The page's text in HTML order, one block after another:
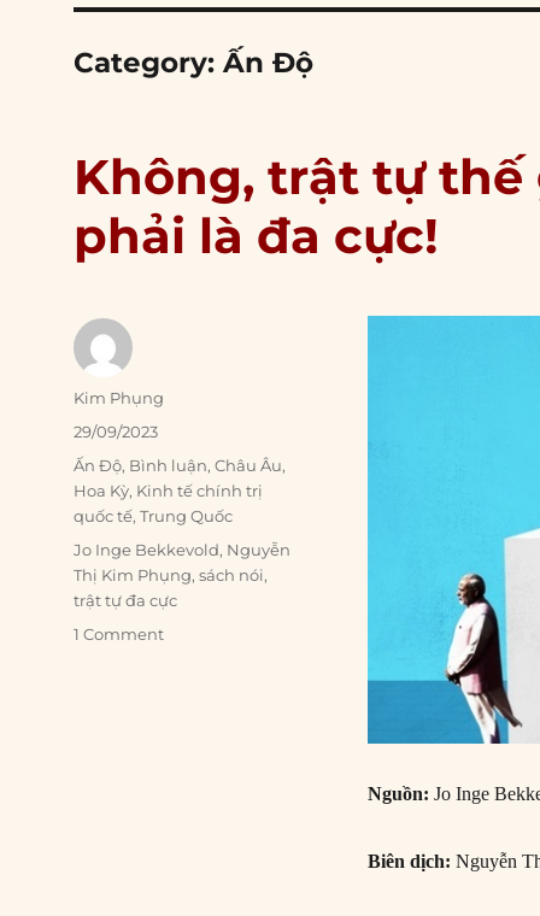
Category:Ấn Độ
Không, trật tự
phải là đa cực!
Nguồn: Jo Inge
Biên dịch: Nguyễn
Author
Kim Phụng
Posted
on
29/09/2023
Categories
Ấn Độ, Bình luận,Châu Âu,
Hoa Kỳ, Kinh tế chính trị
quốc tế,Trung Quốc
Tags
Jo Inge Bekkevold, Nguyễn
Thị Kim Phụng,sách nói,
trật tự đa cực
1 Comment